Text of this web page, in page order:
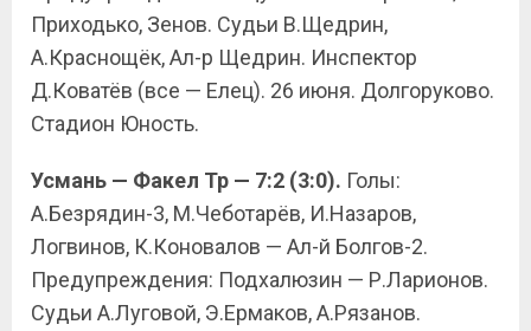
Приходько, Зенов. Судьи В.Щедрин,
А.Краснощёк, Ал-р Щедрин. Инспектор
Д.Коватёв (все — Елец). 26 июня. Долгоруково.
Стадион Юность.
Усмань — Факел Тр — 7:2 (3:0). Голы:
А.Безрядин-3, М.Чеботарёв, И.Назаров,
Логвинов, К.Коновалов — Ал-й Болгов-2.
Предупреждения: Подхалюзин — Р.Ларионов.
Судьи А.Луговой, Э.Ермаков, А.Рязанов.